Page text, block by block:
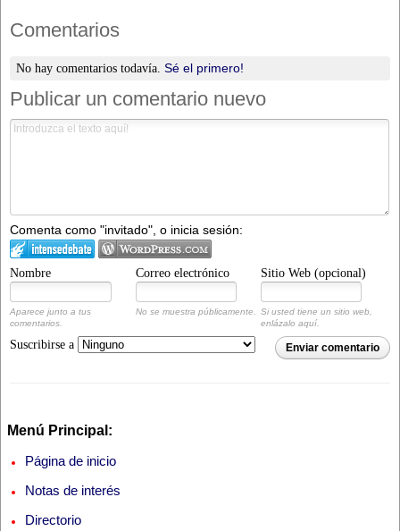
Comentarios
No hay comentarios todavía. Sé el primero!
Publicar un comentario nuevo
Comenta como "invitado", o inicia sesión:
Nombre Correo electrónico Sitio Web (opcional)
Aparece junto a tus
comentarios.
No se muestra públicamente. Si usted tiene un sitio web,
enlázalo aquí.
Enviar comentario
Suscribirse a
Menú Principal:
Página de inicio
Notas de interés
Directorio